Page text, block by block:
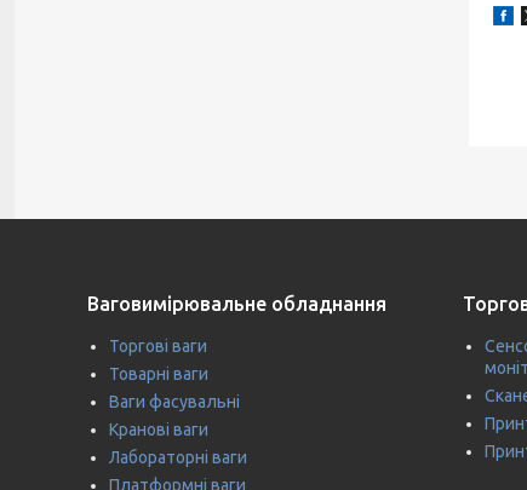
Ваговимірювальне обладнання
Торгові ваги
Товарні ваги
Ваги фасувальні
Кранові ваги
Лабораторні ваги
Платформні ваги